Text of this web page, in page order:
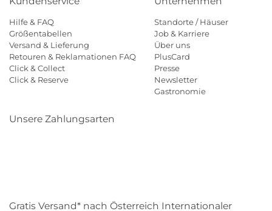
Hilfe & FAQ
Größentabellen
Versand & Lieferung
Retouren & Reklamationen FAQ
Click & Collect
Click & Reserve
Standorte / Häuser
Job & Karriere
Über uns
PlusCard
Presse
Newsletter
Gastronomie
Unsere Zahlungsarten
Gratis Versand* nach Österreich Internationaler